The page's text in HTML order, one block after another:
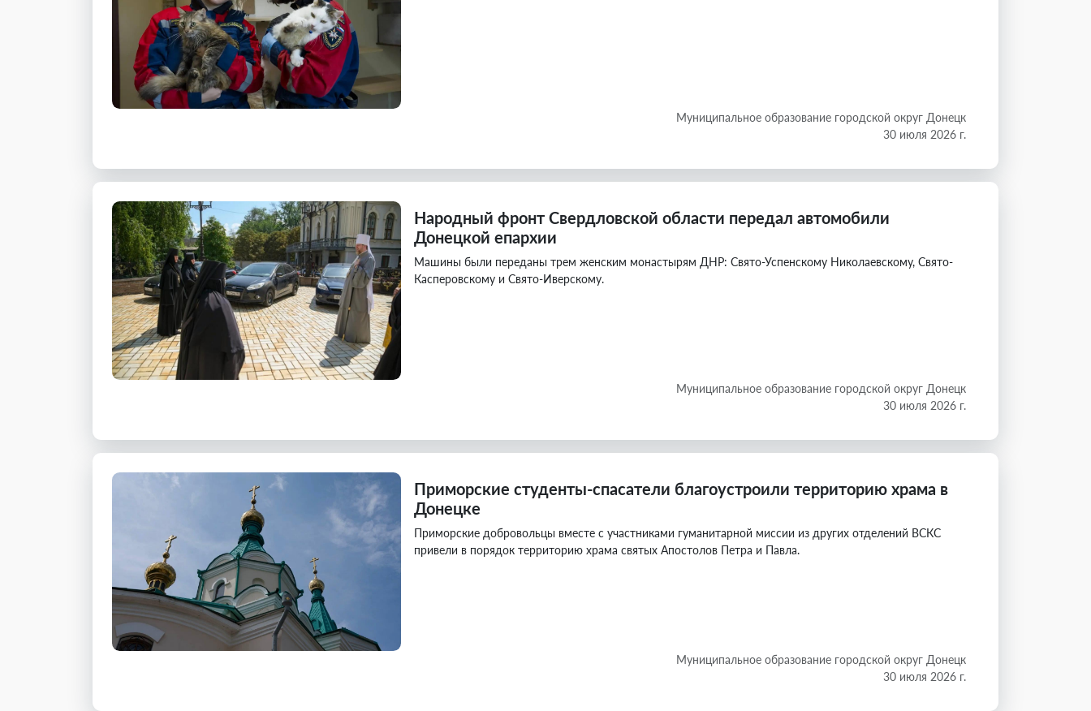
Муниципальное образование городской округ Донецк
30 июля 2026 г.
Народный фронт Свердловской области передал автомобили
Донецкой епархии
Машины были переданы трем женским монастырям ДНР: Свято-Успенскому Николаевскому, Свято-
Касперовскому и Свято-Иверскому.
Муниципальное образование городской округ Донецк
30 июля 2026 г.
Приморские студенты-спасатели благоустроили территорию храма в
Донецке
Приморские добровольцы вместе с участниками гуманитарной миссии из других отделений ВСКС
привели в порядок территорию храма святых Апостолов Петра и Павла.
Муниципальное образование городской округ Донецк
30 июля 2026 г.